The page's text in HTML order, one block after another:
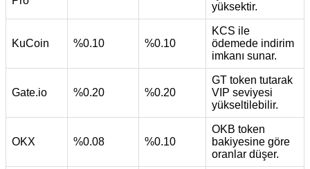
yüksektir.
KuCoin %0.10 %0.10
KCS ile
ödemede indirim
imkanı sunar.
Gate.io %0.20 %0.20
GT token tutarak
VIP seviyesi
yükseltilebilir.
OKX %0.08 %0.10
OKB token
bakiyesine göre
oranlar düşer.